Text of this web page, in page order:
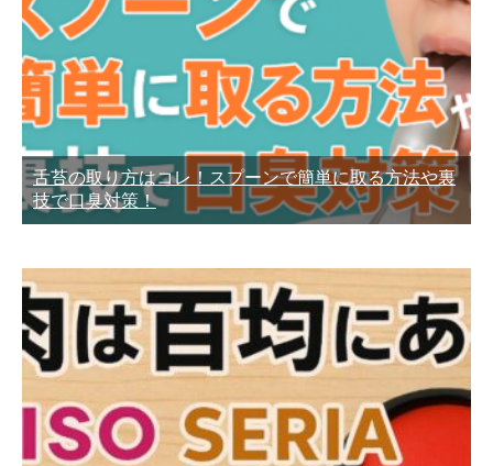
舌苔の取り方はコレ！スプーンで簡単に取る方法や裏
技で口臭対策！